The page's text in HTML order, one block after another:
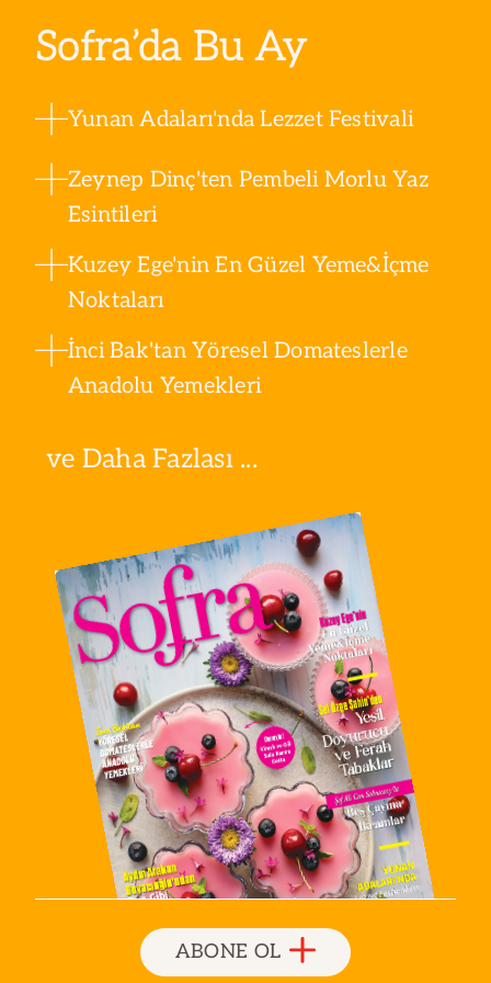
Sofra’da Bu Ay
Yunan Adaları'nda Lezzet Festivali
Zeynep Dinç'ten Pembeli Morlu Yaz
Esintileri
Kuzey Ege'nin En Güzel Yeme&İçme
Noktaları
İnci Bak'tan Yöresel Domateslerle
Anadolu Yemekleri
ve Daha Fazlası ...
ABONE OL